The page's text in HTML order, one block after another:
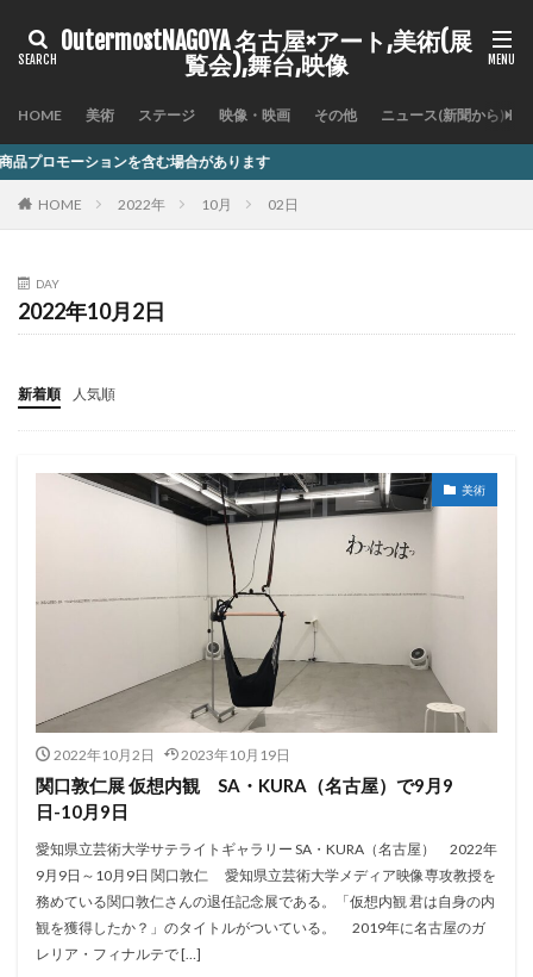
OutermostNAGOYA 名古屋×アート,美術(展
覧会),舞台,映像
HOME 美術 ステージ 映像・映画 その他 ニュース(新聞から)
む場合があります
HOME 2022年 10月 02日
DAY
2022年10月2日
新着順 人気順
美術
2022年10月2日 2023年10月19日
関口敦仁展 仮想内観 SA・KURA（名古屋）で9月9
日-10月9日
愛知県立芸術大学サテライトギャラリー SA・KURA（名古屋） 2022年
9月9日～10月9日 関口敦仁 愛知県立芸術大学メディア映像専攻教授を
務めている関口敦仁さんの退任記念展である。「仮想内観 君は自身の内
観を獲得したか？」のタイトルがついている。 2019年に名古屋のガ
レリア・フィナルテで […]